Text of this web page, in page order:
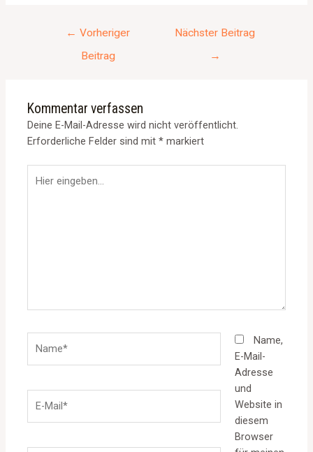
← Vorheriger
Beitrag
Nächster Beitrag
→
Kommentar verfassen
Deine E-Mail-Adresse wird nicht veröffentlicht.
Erforderliche Felder sind mit* markiert
eingeben…
Mail*
Name,
E-Mail-
Adresse
und
Website in
diesem
Browser